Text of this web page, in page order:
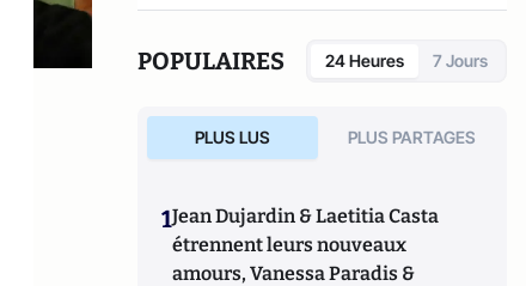
POPULAIRES 24 Heures 7 Jours
PLUS LUS PLUS PARTAGES
1Jean Dujardin & Laetitia Casta
étrennent leurs nouveaux
amours, Vanessa Paradis &